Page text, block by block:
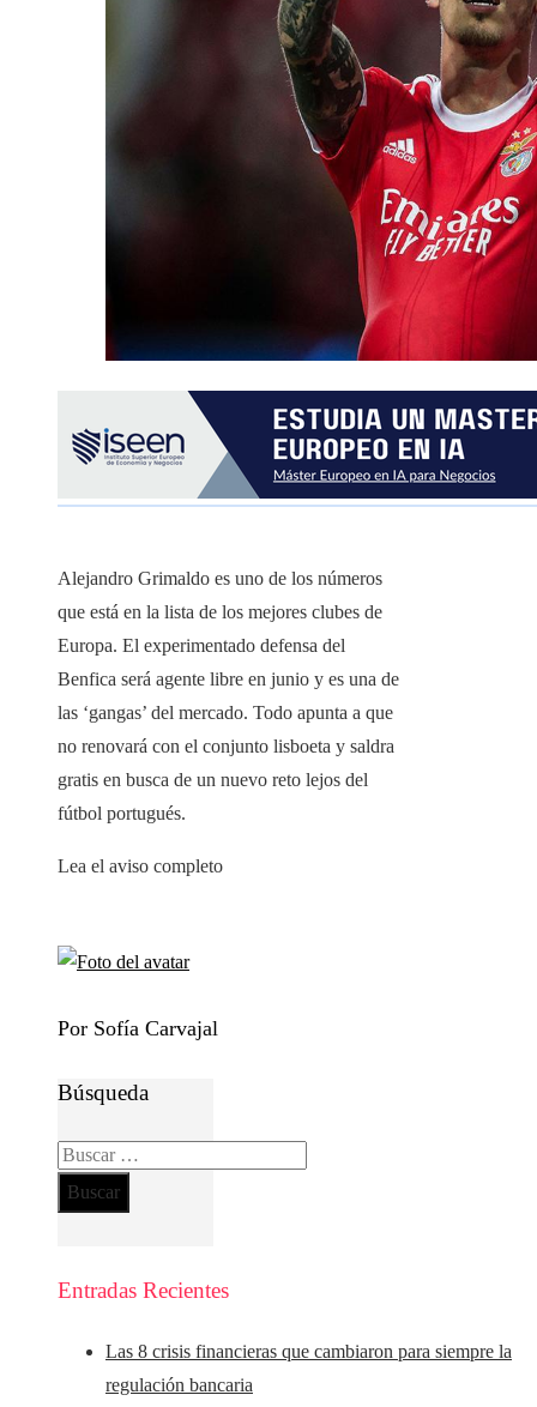
Alejandro Grimaldo es uno de los números
que está en la lista de los mejores clubes de
Europa. El experimentado defensa del
Benfica será agente libre en junio y es una de
las ‘gangas’ del mercado. Todo apunta a que
no renovará con el conjunto lisboeta y saldra
gratis en busca de un nuevo reto lejos del
fútbol portugués.
Lea el aviso completo
Por Sofía Carvajal
Búsqueda
Buscar:
Entradas Recientes
Las 8 crisis financieras que cambiaron para siempre la
regulación bancaria